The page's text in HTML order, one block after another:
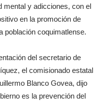
mental y adicciones, con el
en la promoción de
población coquimatlense.
del secretario de
el comisionado estatal
Blanco Govea, dijo
es la prevención del